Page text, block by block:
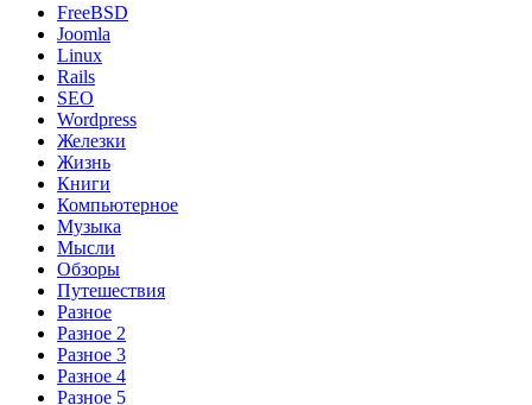
FreeBSD
Joomla
Linux
Rails
SEO
Wordpress
Железки
Жизнь
Книги
Компьютерное
Музыка
Мысли
Обзоры
Путешествия
Разное
Разное 2
Разное 3
Разное 4
Разное 5